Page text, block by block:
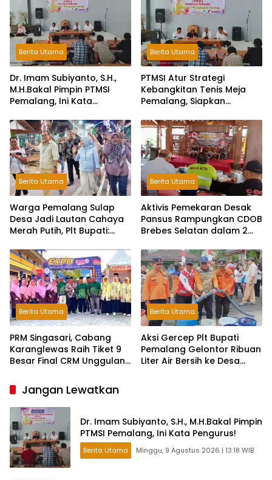
Berita Utama
Dr. Imam Subiyanto, S.H.,
M.H.Bakal Pimpin PTMSI
Pemalang, Ini Kata
Berita Utama
PTMSI Atur Strategi
Kebangkitan Tenis Meja
Pemalang, Siapkan
Berita Utama
Warga Pemalang Sulap
Desa Jadi Lautan Cahaya
Merah Putih, Plt Bupati:
Berita Utama
Aktivis Pemekaran Desak
Pansus Rampungkan CDOB
Brebes Selatan dalam 2
Tritura
Berita Utama
PRM Singasari, Cabang
Karanglewas Raih Tiket 9
Besar Final CRM Unggulan
Berita Utama
Aksi Gercep Plt Bupati
Pemalang Gelontor Ribuan
Liter Air Bersih ke Desa
Jangan Lewatkan
Dr. Imam Subiyanto, S.H., M.H.Bakal Pimpin
PTMSI Pemalang, Ini Kata Pengurus!
Berita Utama Minggu, 9 Agustus 2026 | 13:18 WIB